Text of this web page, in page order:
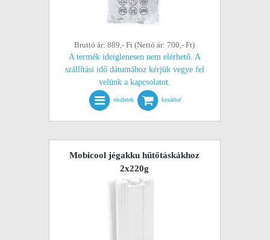
Bruttó ár: 889,- Ft (Nettó ár: 700,- Ft)
A termék ideiglenesen nem elérhető. A
szállítási idő dátumához kérjük vegye fel
velünk a kapcsolatot.
részletek kosárba!
Mobicool jégakku hűtőtáskákhoz
2x220g